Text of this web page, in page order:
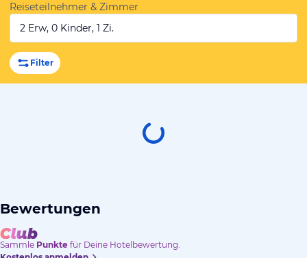
Reiseteilnehmer & Zimmer
2 Erw, 0 Kinder, 1 Zi.
Filter
Bewertungen
Sammle Punkte für Deine Hotelbewertung.